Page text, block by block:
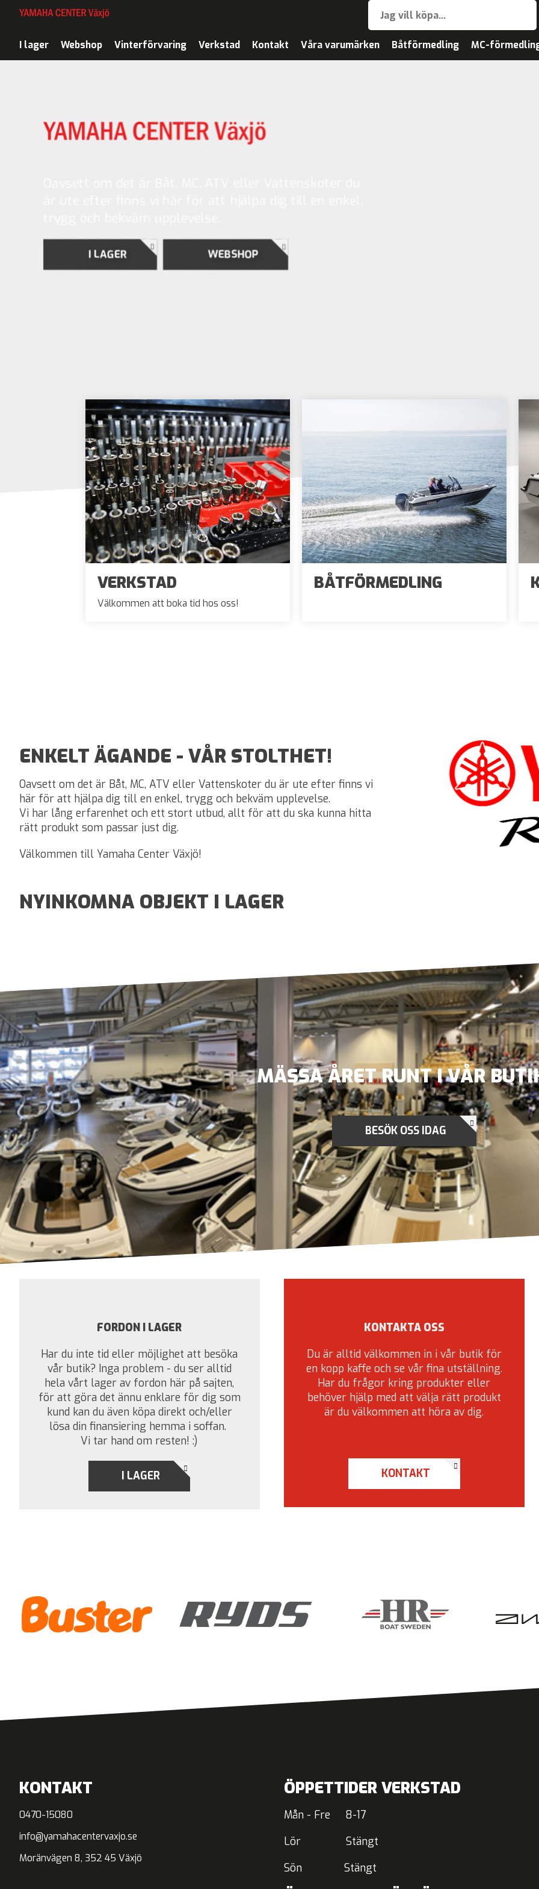
I lager Webshop Vinterförvaring Verkstad Kontakt Våra varumärken Båtförmedling MC-
I LAGER WEBSHOP
VERKSTAD
Välkommen att boka tid hos oss!
BÅTFÖRMEDLING
ENKELT ÄGANDE - VÅR STOLTHET!
Oavsett om det är Båt, MC, ATV eller Vattenskoter du är ute efter finns vi
här för att hjälpa dig till en enkel, trygg och bekväm upplevelse.
Vi har lång erfarenhet och ett stort utbud, allt för att du ska kunna hitta
rätt produkt som passar just dig.
Välkommen till Yamaha Center Växjö!
NYINKOMNA OBJEKT I LAGER
MÄSSA ÅRET RUNT I VÅR
BESÖK OSS IDAG
FORDON I LAGER
Har du inte tid eller möjlighet att besöka
vår butik? Inga problem - du ser alltid
hela vårt lager av fordon här på sajten,
för att göra det ännu enklare för dig som
kund kan du även köpa direkt och/eller
lösa din finansiering hemma i soffan.
Vi tar hand om resten! :)
I LAGER
KONTAKTA OSS
Du är alltid välkommen in i vår butik för
en kopp kaffe och se vår fina utställning.
Har du frågor kring produkter eller
behöver hjälp med att välja rätt produkt
är du välkommen att höra av dig.
KONTAKT
KONTAKT
0470-15080
info@yamahacentervaxjo.se
Moränvägen 8, 352 45 Växjö
ÖPPETTIDER VERKSTAD
Mån - Fre 8-17
Lör Stängt
Sön Stängt